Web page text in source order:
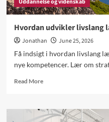
Hvordan udvikler livslang
Jonathan
June 25, 2026
Få indsigt i hvordan livslang
nye kompetencer. Lær om
Read MoreRead
Hvordan
udvikler